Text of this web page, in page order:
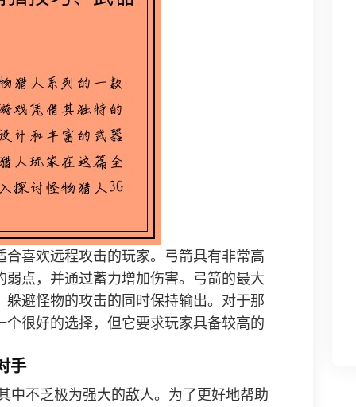
喜欢远程攻击的玩家。弓箭具有非常高
点，并通过蓄力增加伤害。弓箭的最大
避怪物的攻击的同时保持输出。对于那
很好的选择，但它要求玩家具备较高的
手
中不乏极为强大的敌人。为了更好地帮助